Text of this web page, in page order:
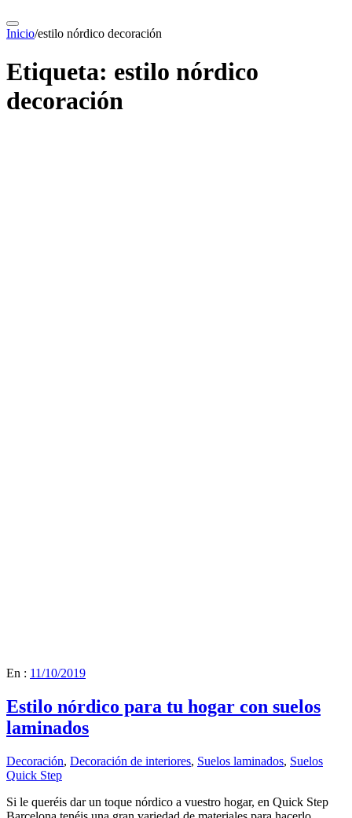
Inicio/estilo nórdico decoración
Etiqueta: estilo nórdico
decoración
En : 11/10/2019
Estilo nórdico para tu hogar con suelos
laminados
Decoración, Decoración de interiores, Suelos laminados, Suelos
Quick Step
Si le queréis dar un toque nórdico a vuestro hogar, en Quick Step